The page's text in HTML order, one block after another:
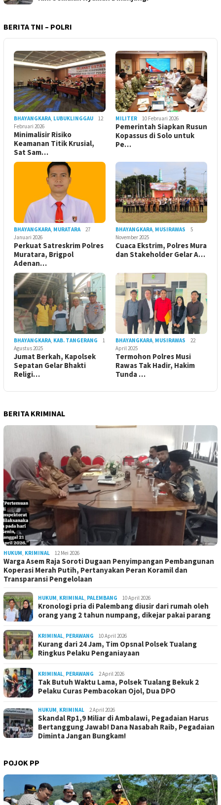
BERITA TNI – POLRI
BHAYANGKARA LUBUKLINGGAU
12
Februari 2026
Minimalisir Risiko
Keamanan Titik Krusial,
Sat Sam…
MILITER 10 Februari 2026
Pemerintah Siapkan Rusun
Kopassus di Solo untuk
Pe…
BHAYANGKARA MURATARA
27
Januari 2026
Perkuat Satreskrim Polres
Muratara, Brigpol
Adenan…
BHAYANGKARA MUSIRAWAS
5
November 2025
Cuaca Ekstrim, Polres Mura
dan Stakeholder Gelar A…
BHAYANGKARA KAB. TANGERANG
1
Agustus 2025
Jumat Berkah, Kapolsek
Sepatan Gelar Bhakti
Religi…
BHAYANGKARA MUSIRAWAS
22
April 2025
Termohon Polres Musi
Rawas Tak Hadir, Hakim
Tunda …
BERITA KRIMINAL
HUKUM KRIMINAL 12 Mei 2026
Warga Asem Raja Soroti Dugaan Penyimpangan Pembangunan
Koperasi Merah Putih, Pertanyakan Peran Koramil dan
Transparansi Pengelolaan
HUKUM KRIMINAL PALEMBANG 10 April 2026
Kronologi pria di Palembang diusir dari rumah oleh
orang yang 2 tahun numpang, dikejar pakai parang
KRIMINAL PERAWANG 10 April 2026
Kurang dari 24 Jam, Tim Opsnal Polsek Tualang
Ringkus Pelaku Penganiayaan
KRIMINAL PERAWANG 2 April 2026
Tak Butuh Waktu Lama, Polsek Tualang Bekuk 2
Pelaku Curas Pembacokan Ojol, Dua DPO
HUKUM KRIMINAL 2 April 2026
Skandal Rp1,9 Miliar di Ambalawi, Pegadaian Harus
Bertanggung Jawab! Dana Nasabah Raib, Pegadaian
Diminta Jangan Bungkam!
POJOK PP